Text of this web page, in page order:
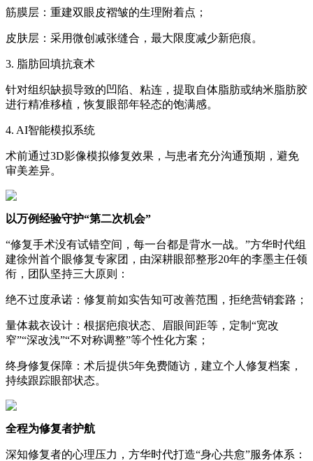
筋膜层：重建双眼皮褶皱的生理附着点；
皮肤层：采用微创减张缝合，最大限度减少新疤痕。
3. 脂肪回填抗衰术
针对组织缺损导致的凹陷、粘连，提取自体脂肪或纳米脂肪胶
进行精准移植，恢复眼部年轻态的饱满感。
4. AI智能模拟系统
术前通过3D影像模拟修复效果，与患者充分沟通预期，避免
审美差异。
以万例经验守护“第二次机会”
“修复手术没有试错空间，每一台都是背水一战。”方华时代组
建徐州首个眼修复专家团，由深耕眼部整形20年的李墨主任领
衔，团队坚持三大原则：
绝不过度承诺：修复前如实告知可改善范围，拒绝营销套路；
量体裁衣设计：根据疤痕状态、眉眼间距等，定制“宽改
窄”“深改浅”“不对称调整”等个性化方案；
终身修复保障：术后提供5年免费随访，建立个人修复档案，
持续跟踪眼部状态。
全程为修复者护航
深知修复者的心理压力，方华时代打造“身心共愈”服务体系：